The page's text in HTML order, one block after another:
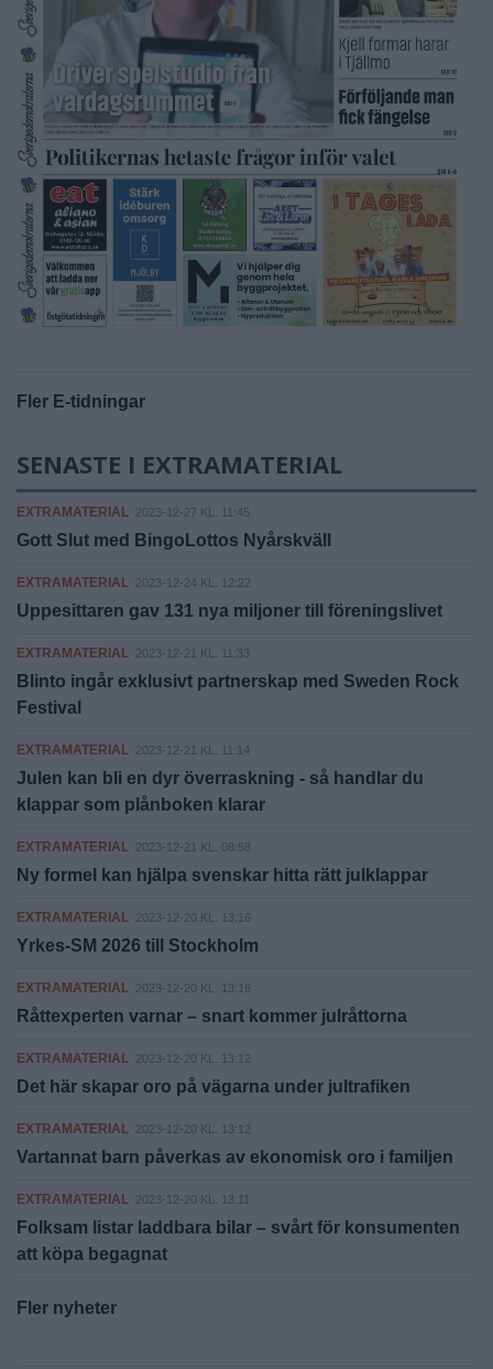
Fler E-tidningar
SENASTE I EXTRAMATERIAL
EXTRAMATERIAL 2023-12-27 KL. 11:45
Gott Slut med BingoLottos Nyårskväll
EXTRAMATERIAL 2023-12-24 KL. 12:22
Uppesittaren gav 131 nya miljoner till föreningslivet
EXTRAMATERIAL 2023-12-21 KL. 11:33
Blinto ingår exklusivt partnerskap med Sweden Rock
Festival
EXTRAMATERIAL 2023-12-21 KL. 11:14
Julen kan bli en dyr överraskning - så handlar du
klappar som plånboken klarar
EXTRAMATERIAL 2023-12-21 KL. 08:58
Ny formel kan hjälpa svenskar hitta rätt julklappar
EXTRAMATERIAL 2023-12-20 KL. 13:16
Yrkes-SM 2026 till Stockholm
EXTRAMATERIAL 2023-12-20 KL. 13:16
Råttexperten varnar – snart kommer julråttorna
EXTRAMATERIAL 2023-12-20 KL. 13:12
Det här skapar oro på vägarna under jultrafiken
EXTRAMATERIAL 2023-12-20 KL. 13:12
Vartannat barn påverkas av ekonomisk oro i familjen
EXTRAMATERIAL 2023-12-20 KL. 13:11
Folksam listar laddbara bilar – svårt för konsumenten
att köpa begagnat
Fler nyheter